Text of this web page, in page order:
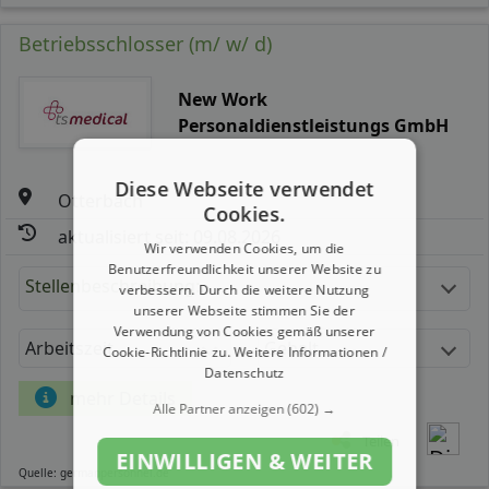
Betriebsschlosser (m/ w/ d)
New Work
Personaldienstleistungs GmbH
Otterbach
aktualisiert seit: 09.08.2026
Stellenbeschreibung:
Arbeitszeit Gehalt
mehr Details
Teilen
Quelle: germanpersonnel.de
Diese Webseite verwendet
Cookies.
Wir verwenden Cookies, um die
Benutzerfreundlichkeit unserer Website zu
verbessern. Durch die weitere Nutzung
unserer Webseite stimmen Sie der
Verwendung von Cookies gemäß unserer
Cookie-Richtlinie zu.Weitere Informationen /
Datenschutz
Alle Partner anzeigen(602) →
EINWILLIGEN & WEITER